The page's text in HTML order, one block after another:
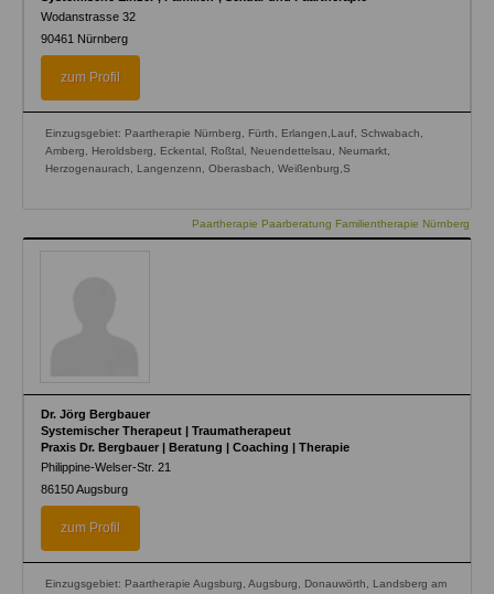
Wodanstrasse 32
90461 Nürnberg
zum Profil
Einzugsgebiet: Paartherapie Nürnberg, Fürth, Erlangen,Lauf, Schwabach,
Amberg, Heroldsberg, Eckental, Roßtal, Neuendettelsau, Neumarkt,
Herzogenaurach, Langenzenn, Oberasbach, Weißenburg,S
Paartherapie Paarberatung Familientherapie Nürnberg
Dr. Jörg Bergbauer
Systemischer Therapeut | Traumatherapeut
Praxis Dr. Bergbauer | Beratung | Coaching | Therapie
Philippine-Welser-Str. 21
86150Augsburg
zum Profil
Einzugsgebiet: Paartherapie Augsburg, Augsburg, Donauwörth, Landsberg am